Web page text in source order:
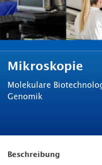
Blogs Kontakt und
TH Online-Portal
Mikroskopie
Molekulare
Genomik
Beschreibung